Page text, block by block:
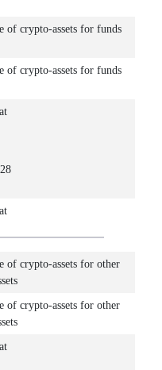
SZÁM
of crypto-assets for funds
of crypto-assets for funds
of crypto-assets for other
of crypto-assets for other